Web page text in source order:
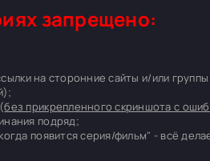
запрещено:
на сторонние сайты и/или
без прикрепленного скриншота с
подряд;
появится серия/фильм" - всё